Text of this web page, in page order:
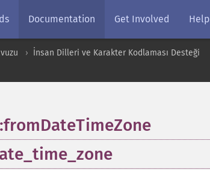
Documentation Get Involved Help
İnsan Dilleri ve Karakter Kodlaması Desteği